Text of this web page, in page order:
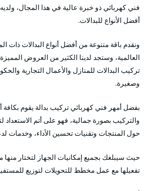
فني كهربائي ذو خبرة عالية في هذا المجال،
أفضل الأنواع للبدالات.
ونقدم باقة متنوعة من أفضل أنواع البدالات ذات
العالمية، وستجد لدينا الكثير من العروض
تركيب البدالات للمنازل والأعمال التجارية
وصغيرة.
بفضل أمهر فني كهربائي تركيب بدالة يقوم
والتركيب بصورة جمالية، فهو على أتم الاستعداد
حول المنتجات وتقنيات تحسين الأداء، وخدمات
حيث سيبلغك بجميع إمكانيات الجهاز لتختار
تفعيلها مع عمل مخطط للتحويلات لتوزيع